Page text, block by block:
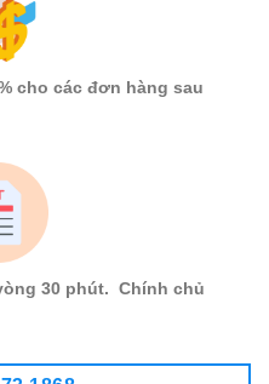
cho các đơn hàng sau
30 phút. Chính chủ